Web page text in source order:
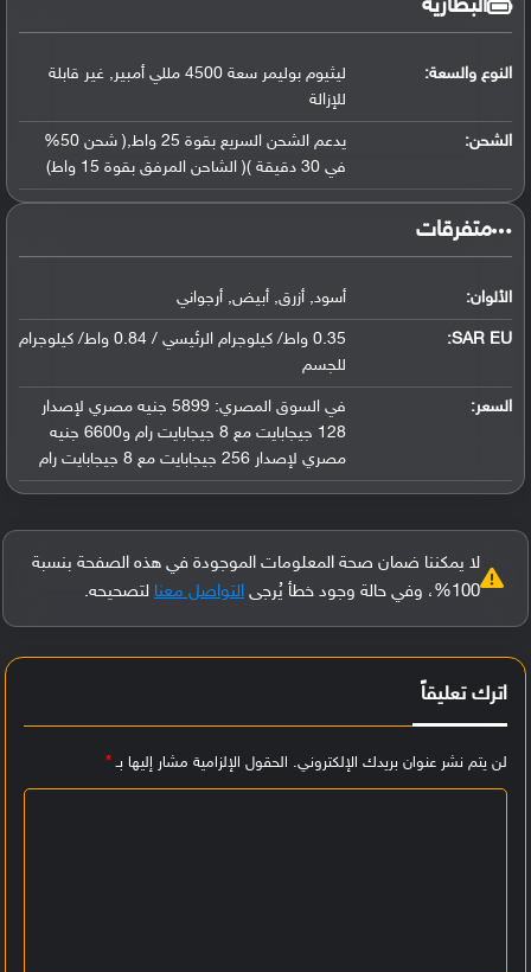
البطارية
النوع والسعة:
ليثيوم بوليمر سعة 4500 مللي أمبير, غير قابلة
للإزالة
الشحن:
يدعم الشحن السريع بقوة 25 واط,( شحن 50%
في 30 دقيقة )( الشاحن المرفق بقوة 15 واط)
‏متفرقات‏
الألوان: أسود, أزرق, أبيض, أرجواني
SAR EU:
0.35 واط/ كيلوجرام الرئيسي / 0.84 واط/ كيلوجرام
للجسم
السعر:
في السوق المصري: 5899 جنيه مصري لإصدار
128 جيجابايت مع 8 جيجابايت رام و6600 جنيه
مصري لإصدار 256 جيجابايت مع 8 جيجابايت رام
لا يمكننا ضمان صحة المعلومات الموجودة في هذه الصفحة بنسبة
100%، وفي حالة وجود خطأ يُرجى
التواصل معنا لتصحيحه.
اترك تعليقاً
لن يتم نشر عنوان بريدك الإلكتروني. الحقول الإلزامية مشار إليها بـ*